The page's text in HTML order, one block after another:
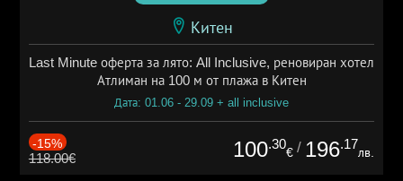
Китен
Last Minute оферта за лято: All Inclusive, реновиран хотел
Атлиман на 100 м от плажа в Китен
Дата: 01.06 - 29.09 + all inclusive
-15%
118.00€ 100.30
€ / 196.17
лв.